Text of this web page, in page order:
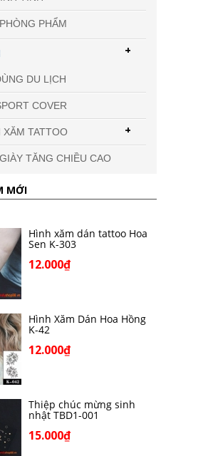
PHẨM
DU LỊCH
COVER
XĂM TATTOO +
TĂNG CHIỀU CAO
+
MỚI
Hình xăm dán tattoo Hoa
Sen K-303
12.000₫
Hình Xăm Dán Hoa Hồng
K-42
12.000₫
Thiệp chúc mừng sinh
nhật TBD1-001
15.000₫